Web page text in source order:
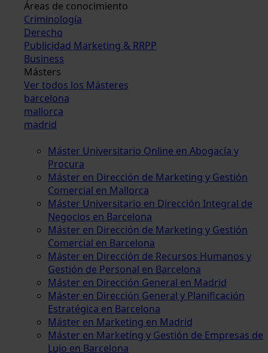
Áreas de conocimiento
Criminología
Derecho
Publicidad Marketing & RRPP
Business
Másters
Ver todos los Másteres
barcelona
mallorca
madrid
Máster Universitario Online en Abogacía y
Procura
Máster en Dirección de Marketing y Gestión
Comercial en Mallorca
Máster Universitario en Dirección Integral de
Negocios en Barcelona
Máster en Dirección de Marketing y Gestión
Comercial en Barcelona
Máster en Dirección de Recursos Humanos y
Gestión de Personal en Barcelona
Máster en Dirección General en Madrid
Máster en Dirección General y Planificación
Estratégica en Barcelona
Máster en Marketing en Madrid
Máster en Marketing y Gestión de Empresas de
Lujo en Barcelona